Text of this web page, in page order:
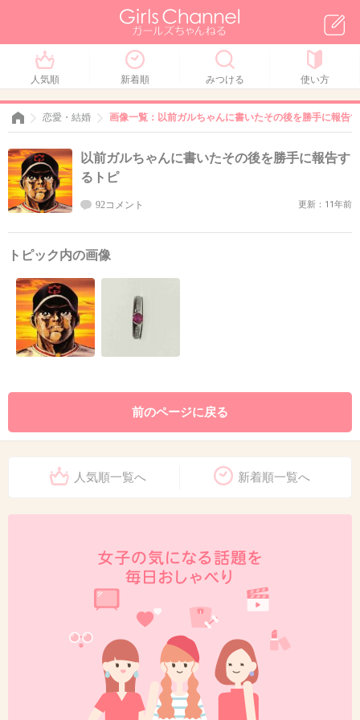
人気順 新着順 みつける 使い方
恋愛・結婚 画像一覧：以前ガルちゃんに書いたその後を勝手に報告
以前ガルちゃんに書いたその後を勝手に報告す
るトピ
92コメント 更新：11年前
トピック内の画像
前のページに戻る
人気順一覧へ 新着順一覧へ